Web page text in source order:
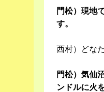
門松）現地
す。
西村）どな
門松）気仙
ンドルに火